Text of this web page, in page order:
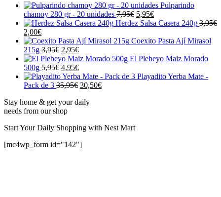
Pulparindo
chamoy 280 gr - 20 unidades 7,95€ El
precio
era:
5,95€El
precio
es:
Herdez Salsa Casera 240g 3,95€
El
precio
original
era:
3,95€.
2,00€El
precio
actual
es:
2,00€.
Coexito Pasta Ají Mirasol
215g 3,95€ El
precio
original
era:
3,95€.
2,95€El
precio
actual
es:
2,95€.
El Plebeyo Maiz Morado
500g 5,95€ El
precio
original
5,95€.
4,95€El
precio
actual
4,95€.
Playadito Yerba Mate -
Pack de 3 35,95€ El
original
30,50€El
Stay home & get your daily
needs from our shop
Start Your Daily Shopping with Nest Mart
[mc4wp_form id="142"]